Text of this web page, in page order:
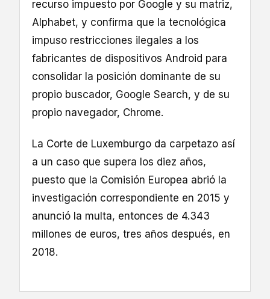
recurso impuesto por Google y su matriz,
Alphabet, y confirma que la tecnológica
impuso restricciones ilegales a los
fabricantes de dispositivos Android para
consolidar la posición dominante de su
propio buscador, Google Search, y de su
propio navegador, Chrome.
La Corte de Luxemburgo da carpetazo así
a un caso que supera los diez años,
puesto que la Comisión Europea abrió la
investigación correspondiente en 2015 y
anunció la multa, entonces de 4.343
millones de euros, tres años después, en
2018.